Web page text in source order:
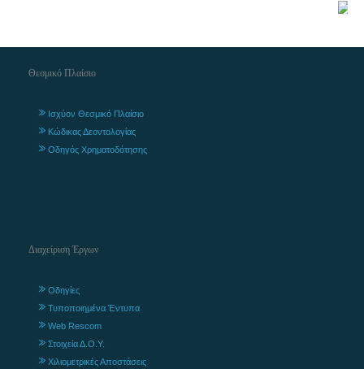
Θεσμικό Πλαίσιο
Ισχύον Θεσμικό Πλαίσιο
Κώδικας Δεοντολογίας
Οδηγός Χρηματοδότησης
Διαχείριση Έργων
Οδηγίες
Τυποποιημένα Έντυπα
Web Rescom
Στοιχεία Δ.Ο.Υ.
Χιλιομετρικές Αποστάσεις